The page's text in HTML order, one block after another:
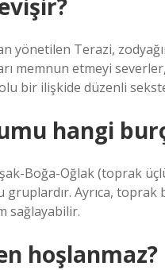
yönetilen Terazi,
memnun etmeyi
bir ilişkide düzenli
hangi
Boğa-Oğlak (toprak
Ayrıca,
sağlayabilir.
hoşlanmaz?